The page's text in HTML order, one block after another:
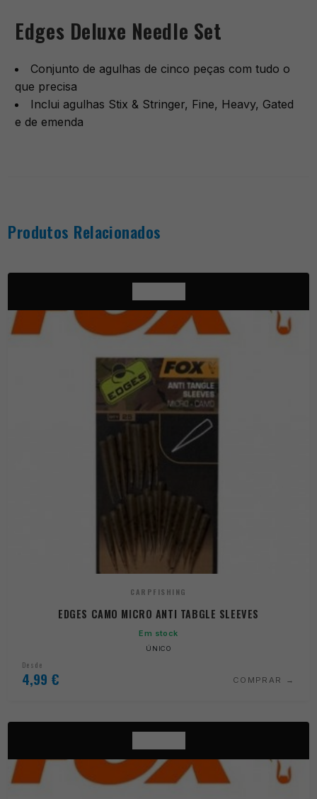
Edges Deluxe Needle Set
Conjunto de agulhas de cinco peças com tudo o
que precisa
Inclui agulhas Stix & Stringer, Fine, Heavy, Gated
e de emenda
Produtos Relacionados
CARPFISHING
EDGES CAMO MICRO ANTI TABGLE SLEEVES
Em stock
ÚNICO
Desde
4,99 € COMPRAR